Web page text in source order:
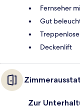
Fernseher
Gut
Deckenlift
Zur